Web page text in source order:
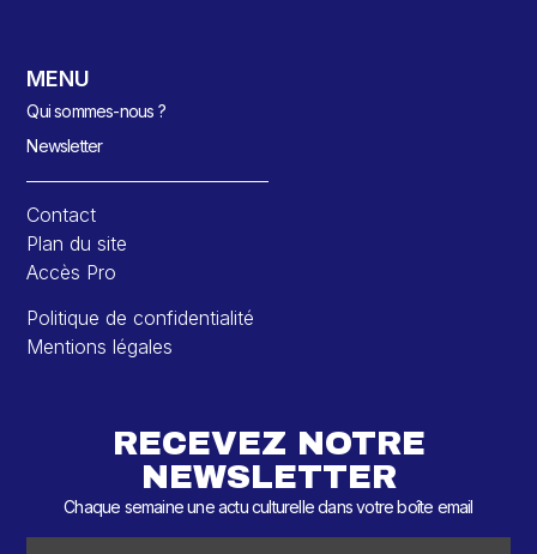
MENU
Qui sommes-nous ?
Newsletter
Contact
Plan du site
Accès Pro
Politique de confidentialité
Mentions légales
RECEVEZ NOTRE
NEWSLETTER
Chaque semaine une actu culturelle dans votre boîte email